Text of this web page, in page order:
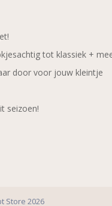
tot klassiek +
door voor jouw kleintje
seizoen!
Store 2026